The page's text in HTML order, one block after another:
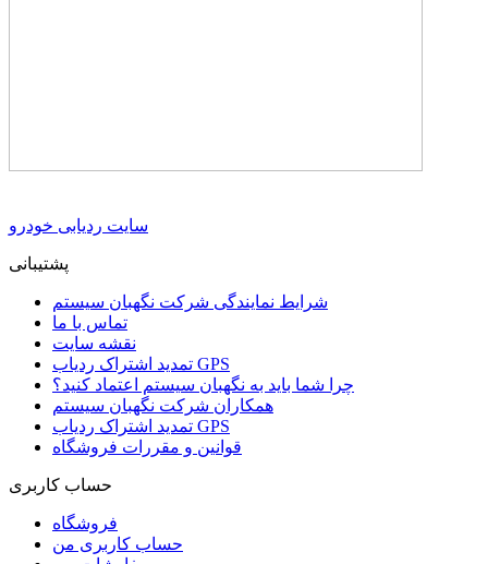
سایت ردیابی خودرو
پشتیبانی
شرایط نمایندگی شرکت نگهبان سیستم
تماس با ما
نقشه سایت
تمدید اشتراک ردیاب GPS
چرا شما باید به نگهبان سیستم اعتماد کنید؟
همکاران شرکت نگهبان سیستم
تمدید اشتراک ردیاب GPS
قوانین و مقررات فروشگاه
حساب کاربری
فروشگاه
حساب کاربری من